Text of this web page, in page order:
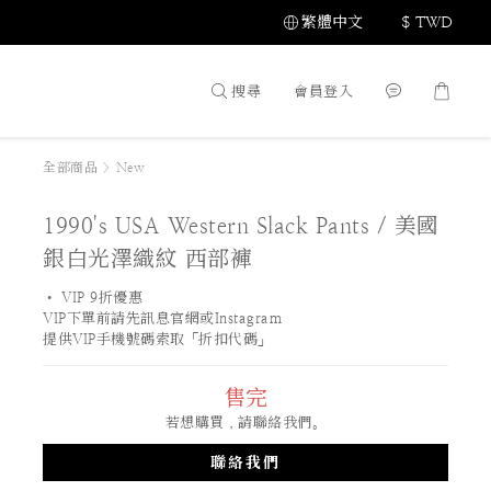
繁體中文 $ TWD
搜尋 會員登入
全部商品 > New
1990's USA Western Slack Pants / 美國
銀白光澤織紋 西部褲
• VIP 9折優惠
VIP下單前請先訊息官網或Instagram
提供VIP手機號碼索取「折扣代碼」
售完
若想購買，請聯絡我們。
聯絡我們